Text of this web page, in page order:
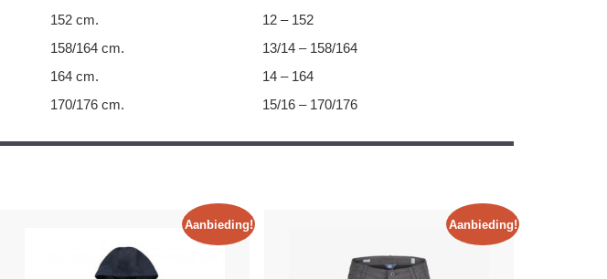
152 cm.
12 – 152
158/164 cm.
13/14 – 158/164
164 cm.
14 – 164
170/176 cm. 15/16 – 170/176
Aanbieding! Aanbieding!